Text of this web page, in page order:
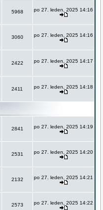
5968 po 27. leden, 2025 14:16
3060 po 27. leden, 2025 14:16
2422 po 27. leden, 2025 14:17
2411 po 27. leden, 2025 14:18
2841 po 27. leden, 2025 14:19
2531 po 27. leden, 2025 14:20
2132 po 27. leden, 2025 14:21
2573 po 27. leden, 2025 14:22